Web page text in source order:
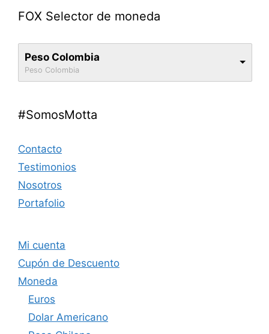
FOX Selector de moneda
Peso Colombia
Peso Colombia
#SomosMotta
Contacto
Testimonios
Nosotros
Portafolio
Mi cuenta
Cupón de Descuento
Moneda
Euros
Dolar Americano